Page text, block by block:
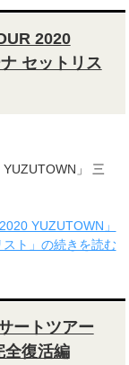
2020
セットリス
」 三
YUZUTOWN」
ト」の続きを読む
ートツアー
全復活編